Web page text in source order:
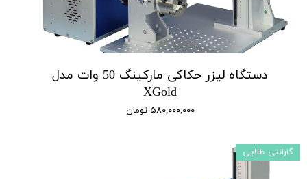
دستگاه لیزر حکاکی مارکینگ 50 وات مدل
XGold
۵۸۰,۰۰۰,۰۰۰ تومان
گارانتی طلایی